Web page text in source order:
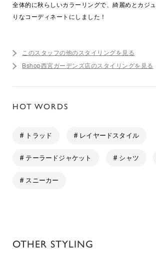
全体的に秋らしいカラーリングで、綺麗めとカジ
りなコーディネートにしました！
このスタッフの他のスタイリングを見る
Bshop西宮ガーデンズ店のスタイリングを見る
HOT WORDS
# トラッド # レイヤードスタイル
# テーラードジャケット # シャツ
# スニーカー
OTHER STYLING